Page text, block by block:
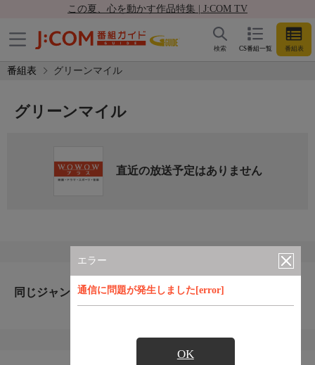
この夏、心を動かす作品特集 | J:COM TV
CS番組一覧 番組表
検索
番組表 グリーンマイル
エラー
通信に問題が発生しました[error]
OK
グリーンマイル
直近の放送予定はありません
同じジャンルのおすすめ番組